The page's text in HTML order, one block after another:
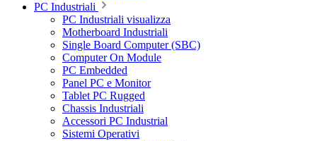
PC Industriali
PC Industriali visualizza
Motherboard Industriali
Single Board Computer (SBC)
Computer On Module
PC Embedded
Panel PC e Monitor
Tablet PC Rugged
Chassis Industriali
Accessori PC Industrial
Sistemi Operativi